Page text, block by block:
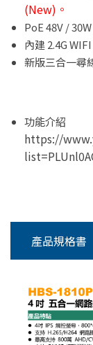
(New)。
PoE 48V /
內建 2.4G
新版三合一尋
功能介紹
https://
產品規格書